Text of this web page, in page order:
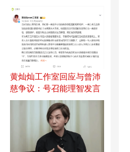
黄灿灿工作室回应与曾沛
慈争议：号召能理智发言